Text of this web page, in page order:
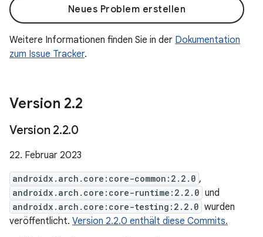
Neues Problem erstellen
Weitere Informationen finden Sie in der Dokumentation
zum Issue Tracker.
Version 2.2
Version 2.2.0
22. Februar 2023
androidx.arch.core:core-common:2.2.0 ,
androidx.arch.core:core-runtime:2.2.0 und
androidx.arch.core:core-testing:2.2.0 wurden
veröffentlicht. Version 2.2.0 enthält diese Commits.